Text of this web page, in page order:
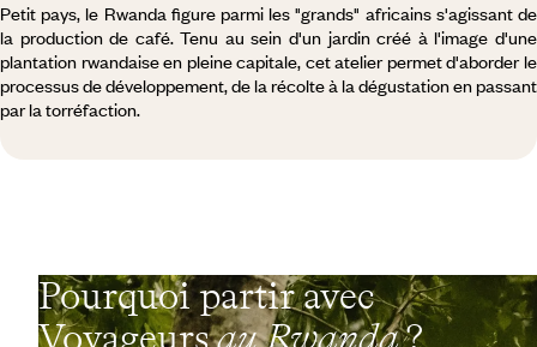
Petit pays, le Rwanda figure parmi les "grands" africains s'agissant de
la production de café. Tenu au sein d'un jardin créé à l'image d'une
plantation rwandaise en pleine capitale, cet atelier permet d'aborder le
processus de développement, de la récolte à la dégustation en passant
par la torréfaction.
Pourquoi partir avec
Voyageursau Rwanda?